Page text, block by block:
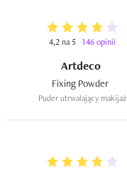
4,2 na 5 146 opinii
Artdeco
Puder utrwalający makijaż